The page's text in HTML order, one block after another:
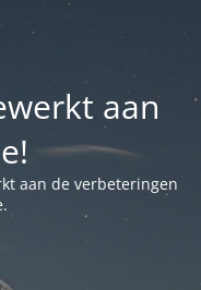
aan
aan de verbeteringen